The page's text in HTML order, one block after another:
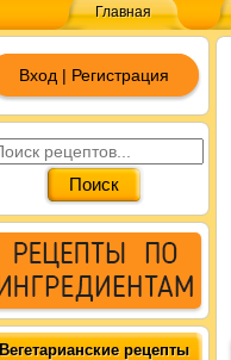
Главная
Вход | Регистрация
Вегетарианские рецепты